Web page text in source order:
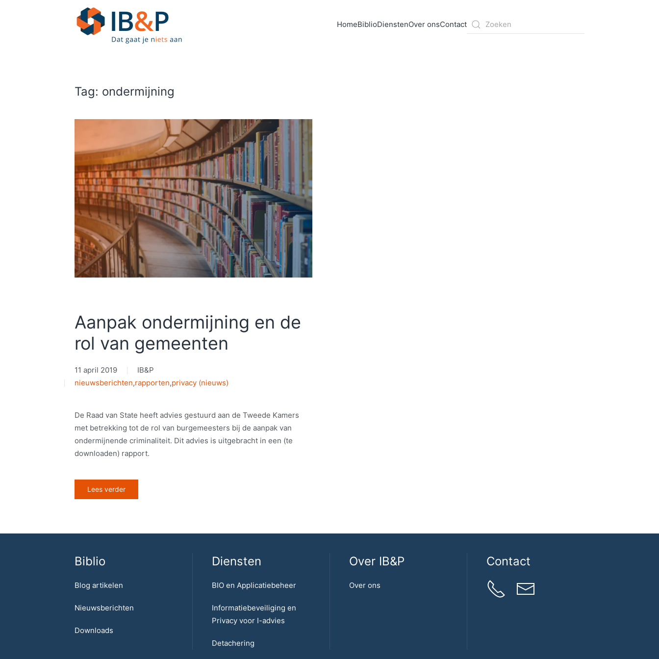
Skip to main content HomeBiblioDienstenOver onsContact
Tag: ondermijning
Aanpak ondermijning en de
rol van gemeenten
11 april 2019
IB&P
nieuwsberichten,rapporten,privacy (nieuws)
De Raad van State heeft advies gestuurd aan de Tweede Kamers
met betrekking tot de rol van burgemeesters bij de aanpak van
ondermijnende criminaliteit. Dit advies is uitgebracht in een (te
downloaden) rapport.
Lees verder
Biblio
Blog artikelen
Nieuwsberichten
Downloads
Diensten
BIO en Applicatiebeheer
Informatiebeveiliging en
Privacy voor I-advies
Detachering
Over IB&P
Over ons
Contact